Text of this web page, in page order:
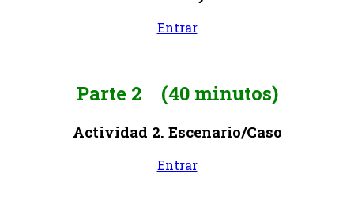
Entrar
Parte 2 (40 minutos)
Actividad 2. Escenario/Caso
Entrar